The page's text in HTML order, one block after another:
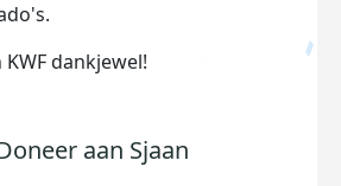
dankjewel!
aan Sjaan